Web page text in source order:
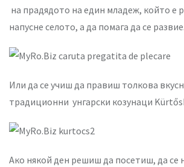
на прадядото на един младеж, който е
напусне селото, а да помага да се развие.
Или да се учиш да правиш толкова
традиционни унгарски козунаци
Ако някой ден решиш да посетиш, да се